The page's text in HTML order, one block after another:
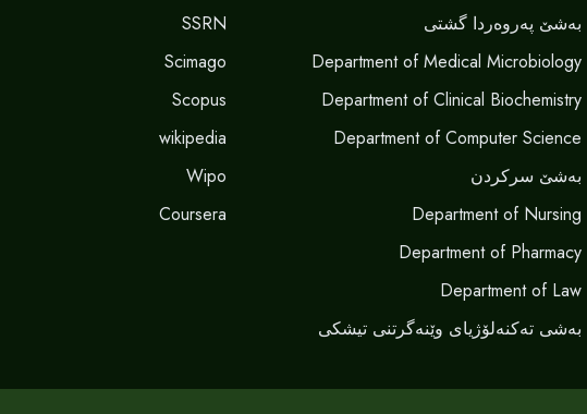
بەشێ پەروەردا گشتی
Department of Medical Microbiology
Department of Clinical Biochemistry
Department of Computer Science
بەشێ سرکردن
Department of Nursing
Department of Pharmacy
Department of Law
بەشی تەکنەلۆژیای وێنەگرتنی تیشکی
SSRN
Scimago
Scopus
wikipedia
Wipo
Coursera